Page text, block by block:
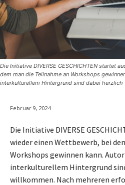
Die Initiative DIVERSE GESCHICHTEN startet
dem man die Teilnahme an Workshops
interkulturellem Hintergrund sind dabei herzlich
Februar 9, 2024
Die Initiative DIVERSE
wieder einen Wettbewerb, bei
Workshops gewinnen kann.
interkulturellem Hintergrund
willkommen. Nach mehreren